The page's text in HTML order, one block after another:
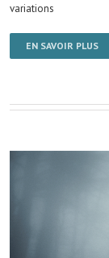
variations
EN SAVOIR PLUS